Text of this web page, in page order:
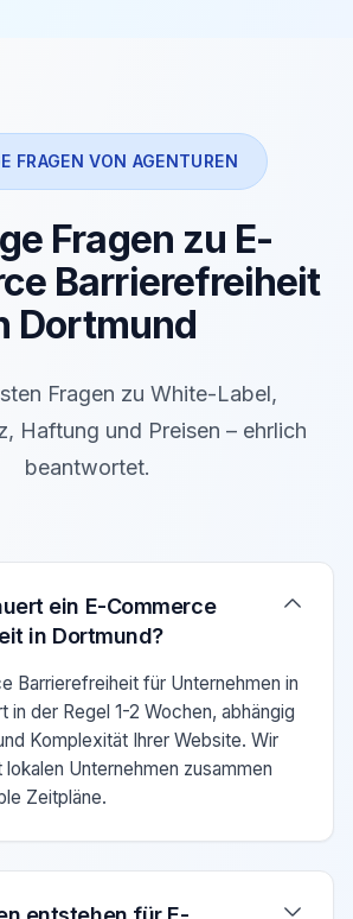
FRAGEN VON AGENTUREN
Fragen zu E-
Barrierefreiheit
Dortmund
Fragen zu White-Label,
Haftung und Preisen – ehrlich
beantwortet.
Pfeiltasten Auf/Ab um zwischen
ein E-Commerce
in Dortmund?
Barrierefreiheit für Unternehmen in
in der Regel 1-2 Wochen, abhängig
Komplexität Ihrer Website. Wir
Unternehmen zusammen
Zeitpläne.